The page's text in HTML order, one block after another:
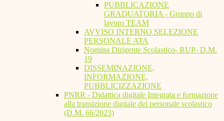
PUBBLICAZIONE
GRADUATORIA - Gruppo di
lavoro TEAM
AVVISO INTERNO SELEZIONE
PERSONALE ATA
Nomina Dirigente Scolastico- RUP- D.M.
19
DISSEMINAZIONE,
INFORMAZIONE,
PUBBLICIZZAZIONE
PNRR - Didattica digitale Integrata e formazione
alla transizione digitale del personale scolastico
(D.M. 66/2023)